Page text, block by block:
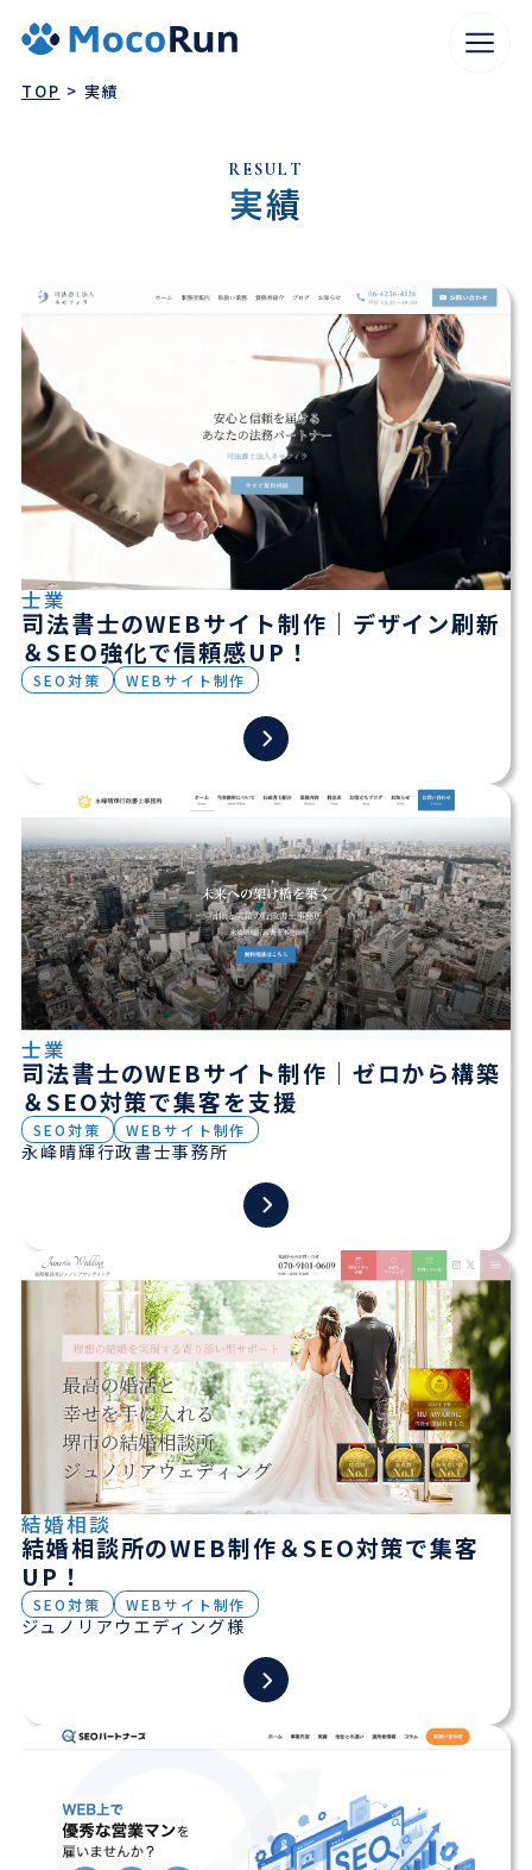
WEBサイト制作
SEO対策
広告運用
コンテンツマーケティング
WEBコンサルティング
WEBマーケティング代行
TOP 実績
RESUL T
実績
士業
司法書士のWEBサイト制作｜デザイン刷新
＆SEO強化で信頼感UP！
SEO対策 WEBサイト制作
士業
司法書士のWEBサイト制作｜ゼロから構築
＆SEO対策で集客を支援
SEO対策 WEBサイト制作
永峰晴輝行政書士事務所
結婚相談
結婚相談所のWEB制作＆SEO対策で集客
UP！
SEO対策 WEBサイト制作
ジュノリアウエディング様